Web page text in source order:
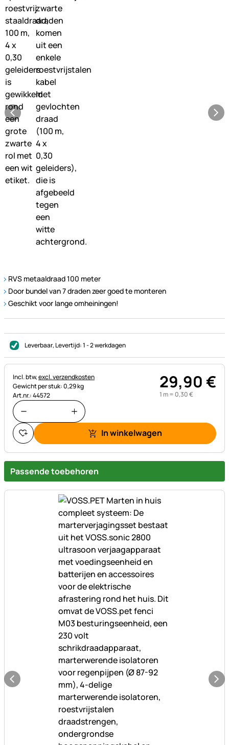
RVS metaaldraad 100 meter
Door bundel van 7 draden zeer goed te monteren
Geschikt voor lange omheiningen!
Leverbaar, Levertijd:1 - 2 werkdagen
Belastinginformatie:
Incl. btw,excl. verzendkosten
Gewicht per stuk: 0,29 kg
Art.nr.: 44572
29,90€
1 m = 0,30€
In winkelwagen
Passende toebehoren